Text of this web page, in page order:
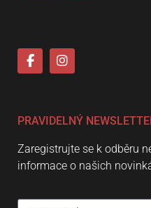
PRAVIDELNÝ
Zaregistrujte se k odběru
informace o našich